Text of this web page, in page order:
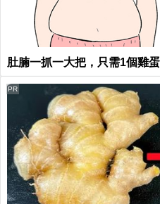
肚腩一抓一大把，只需1個雞
PR